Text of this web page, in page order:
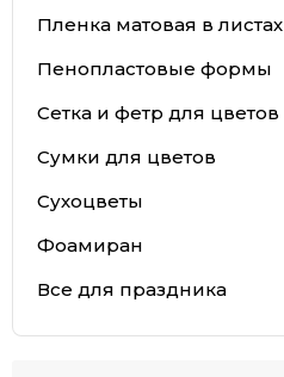
Пленка матовая в листах
Пенопластовые формы
Сетка и фетр для цветов
Сумки для цветов
Сухоцветы
Фоамиран
Все для праздника